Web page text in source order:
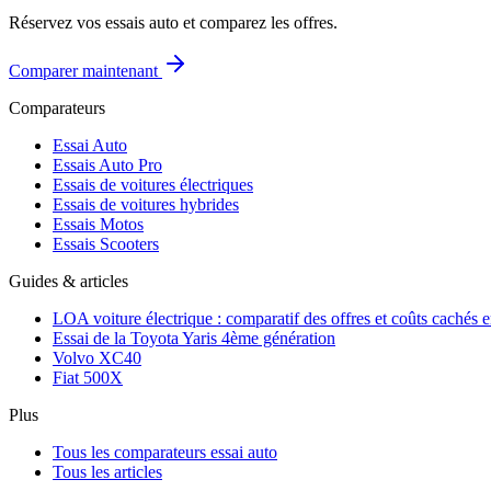
Réservez vos essais auto et comparez les offres.
Comparer maintenant
Comparateurs
Essai Auto
Essais Auto Pro
Essais de voitures électriques
Essais de voitures hybrides
Essais Motos
Essais Scooters
Guides & articles
LOA voiture électrique : comparatif des offres et coûts cachés
Essai de la Toyota Yaris 4ème génération
Volvo XC40
Fiat 500X
Plus
Tous les comparateurs essai auto
Tous les articles